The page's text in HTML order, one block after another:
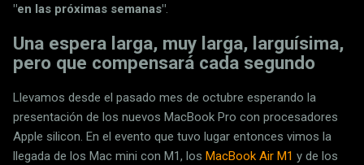
"en las próximas semanas"
Una espera larga, muy larga, larguísima,
pero que compensará cada segundo
Llevamos desde el pasado mes de octubre esperando la
presentación de los nuevos MacBook Pro con procesadores
Apple silicon. En el evento que tuvo lugar entonces vimos la
llegada de los Mac mini con M1, los MacBook Air M1 y de los